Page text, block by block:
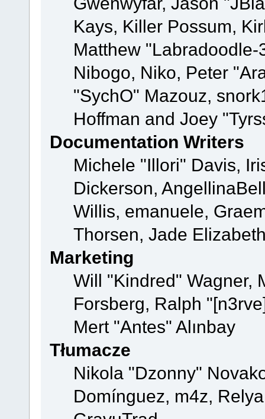
Kays, Killer Possum,
Matthew
Nibogo, Niko, Peter
"SychO" Mazouz,
Hoffman and Joey
Documentation Writers
Michele "Illori" Davis,
Dickerson,
Willis, emanuele,
Thorsen, Jade
Marketing
Will "Kindred" Wagner,
Forsberg, Ralph
Mert "Antes" Alınbay
Tłumacze
Nikola "Dzonny"
Domínguez, m4z,